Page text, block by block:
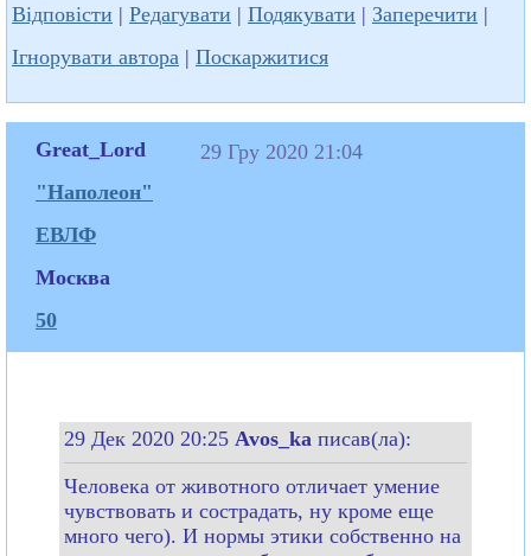
Відповісти | Редагувати | Подякувати | Заперечити |
Ігнорувати автора | Поскаржитися
Great_Lord
"Наполеон"
ЕВЛФ
Москва
50
29 Гру 2020 21:04
29 Дек 2020 20:25 Avos_ka писав(ла):
Человека от животного отличает умение
чувствовать и сострадать, ну кроме еще
много чего). И нормы этики собственно на